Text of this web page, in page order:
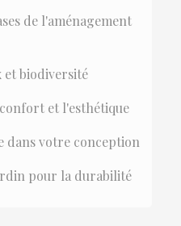
de l'aménagement
et biodiversité
et l'esthétique
dans votre conception
pour la durabilité